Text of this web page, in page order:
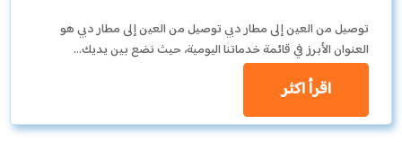
توصيل من العين إلى مطار دبي توصيل من العين إلى مطار دبي هو
العنوان الأبرز في قائمة خدماتنا اليومية، حيث نضع بين يديك…
اقرأ اكثر